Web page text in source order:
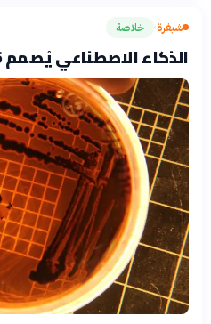
شيفرة› خلاصة
الذكاء الاصطناعي يُصمم 16 فيروسًا جديدًا